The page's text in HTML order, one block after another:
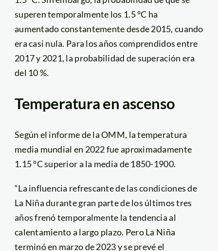
superen temporalmente los 1.5 °C ha
aumentado constantemente desde 2015, cuando
era casi nula. Para los años comprendidos entre
2017 y 2021, la probabilidad de superación era
del 10 %.
Temperatura en ascenso
Según el informe de la OMM, la temperatura
media mundial en 2022 fue aproximadamente
1.15 °C superior a la media de 1850-1900.
“La influencia refrescante de las condiciones de
La Niña durante gran parte de los últimos tres
años frenó temporalmente la tendencia al
calentamiento a largo plazo. Pero La Niña
terminó en marzo de 2023 y se prevé el